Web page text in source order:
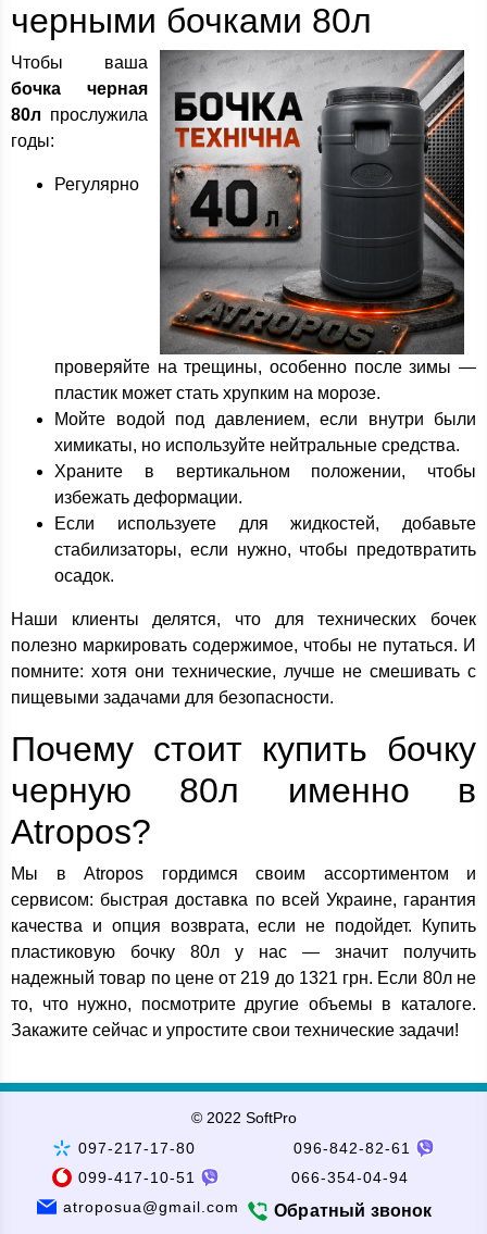
черными бочками 80л
Чтобы ваша
бочка черная
80л прослужила
годы:
Регулярно
проверяйте на трещины, особенно после зимы —
пластик может стать хрупким на морозе.
Мойте водой под давлением, если внутри были
химикаты, но используйте нейтральные средства.
Храните в вертикальном положении, чтобы
избежать деформации.
Если используете для жидкостей, добавьте
стабилизаторы, если нужно, чтобы предотвратить
осадок.
Наши клиенты делятся, что для технических бочек
полезно маркировать содержимое, чтобы не путаться. И
помните: хотя они технические, лучше не смешивать с
пищевыми задачами для безопасности.
Почему стоит купить бочку
черную 80л именно в
Atropos?
Мы в Atropos гордимся своим ассортиментом и
сервисом: быстрая доставка по всей Украине, гарантия
качества и опция возврата, если не подойдет. Купить
пластиковую бочку 80л у нас — значит получить
надежный товар по цене от 219 до 1321 грн. Если 80л не
то, что нужно, посмотрите другие объемы в каталоге.
Закажите сейчас и упростите свои технические задачи!
© 2022 SoftPro
097-217-17-80
096-842-82-61
099-417-10-51
066-354-04-94
atroposua@gmail.com
Обратный звонок